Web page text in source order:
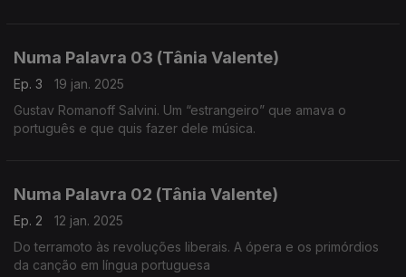
Numa Palavra 03 (Tânia Valente)
Ep. 3
19 jan. 2025
Gustav Romanoff Salvini. Um “estrangeiro” que amava o
português e que quis fazer dele música.
Numa Palavra 02 (Tânia Valente)
Ep. 2
12 jan. 2025
Do terramoto às revoluções liberais. A ópera e os primórdios
da canção em língua portuguesa